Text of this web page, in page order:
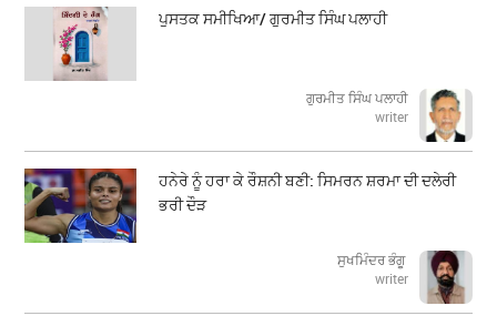
ਪੁਸਤਕ ਸਮੀਖਿਆ/ ਗੁਰਮੀਤ ਸਿੰਘ ਪਲਾਹੀ
ਗੁਰਮੀਤ ਸਿੰਘ ਪਲਾਹੀ
writer
ਹਨੇਰੇ ਨੂੰ ਹਰਾ ਕੇ ਰੌਸ਼ਨੀ ਬਣੀ: ਸਿਮਰਨ ਸ਼ਰਮਾ ਦੀ ਦਲੇਰੀ
ਭਰੀ ਦੌੜ
ਸੁਖਮਿੰਦਰ ਭੰਗੂ
writer